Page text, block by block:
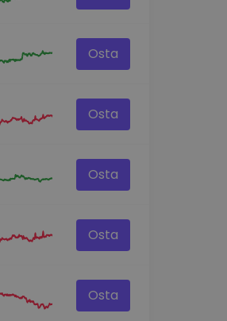
Osta
Osta
Osta
Osta
Osta